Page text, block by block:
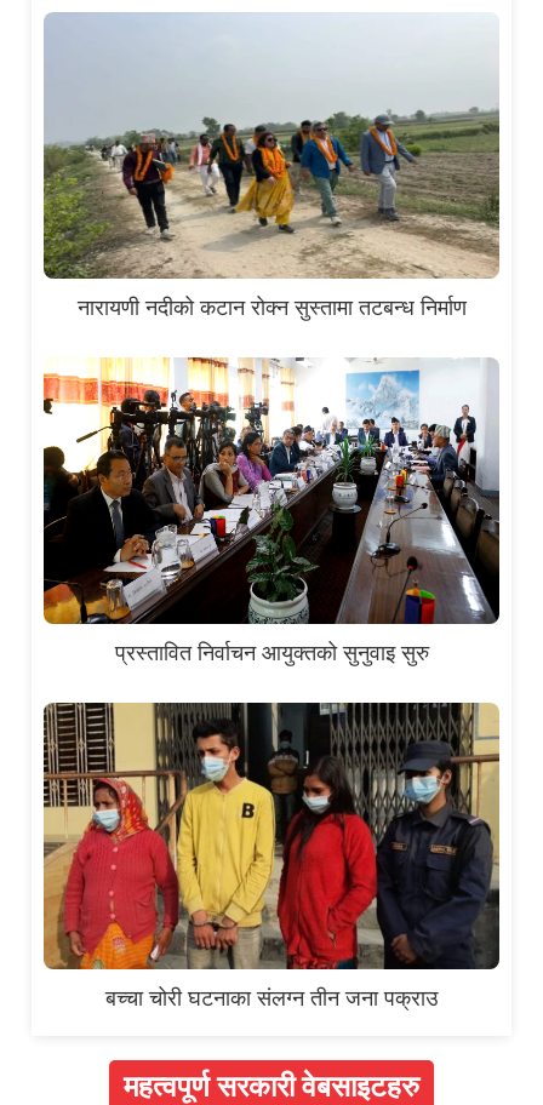
नारायणी नदीको कटान रोक्न सुस्तामा तटबन्ध निर्माण
प्रस्तावित निर्वाचन आयुक्तको सुनुवाइ सुरु
बच्चा चोरी घटनाका संलग्न तीन जना पक्राउ
महत्वपूर्ण सरकारी वेबसाइटहरु